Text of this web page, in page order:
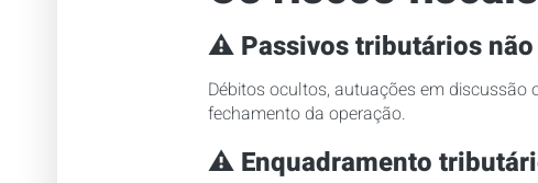
⚠️Passivos tributários
Débitos ocultos, autuações em
fechamento da operação.
⚠️Enquadramento